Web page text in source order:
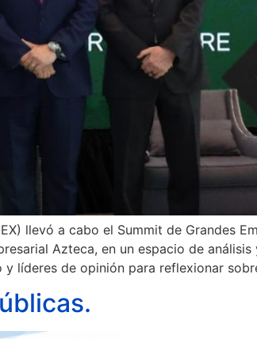
llevó a cabo el Summit de Grandes
Azteca, en un espacio de
y líderes de opinión para reflexionar